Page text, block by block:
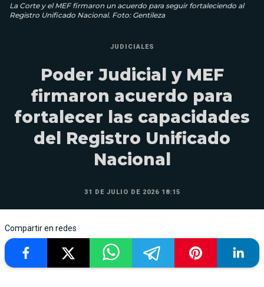
La Corte y el MEF firmaron un acuerdo para seguir fortaleciendo al
Registro Unificado Nacional. Foto: Gentileza
JUDICIALES
Poder Judicial y MEF
firmaron acuerdo para
fortalecer las capacidades
del Registro Unificado
Nacional
31 DE JULIO DE 2026 18:15
Compartir en redes